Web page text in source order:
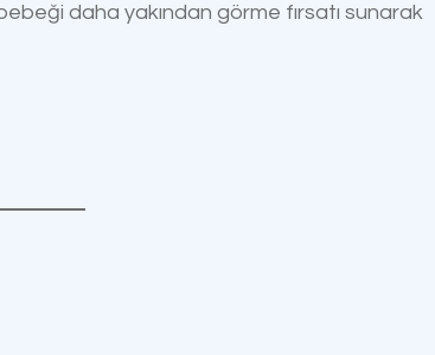
daha yakından görme fırsatı sunarak